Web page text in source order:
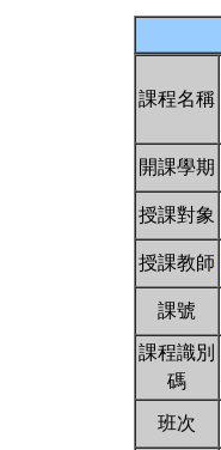
課程名稱
開課學期
授課對象
授課教師
課號
課程識別
碼
班次